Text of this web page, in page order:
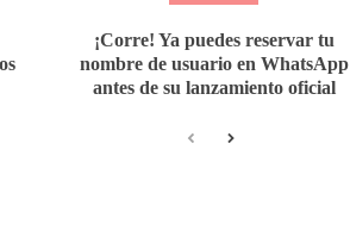
¡Corre! Ya puedes reservar tu
nombre de usuario en WhatsApp
antes de su lanzamiento oficial